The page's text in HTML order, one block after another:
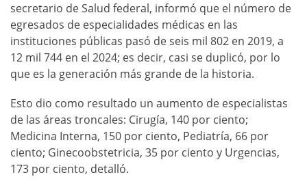
secretario de Salud federal, informó que el número de
egresados de especialidades médicas en las
instituciones públicas pasó de seis mil 802 en 2019, a
12 mil 744 en el 2024; es decir, casi se duplicó, por lo
que es la generación más grande de la historia.
Esto dio como resultado un aumento de especialistas
de las áreas troncales: Cirugía, 140 por ciento;
Medicina Interna, 150 por ciento, Pediatría, 66 por
ciento; Ginecoobstetricia, 35 por ciento y Urgencias,
173 por ciento, detalló.